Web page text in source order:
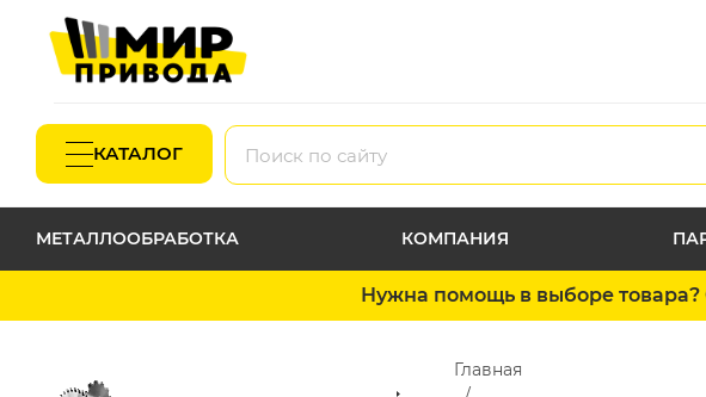
КАТАЛОГ
МЕТАЛЛООБРАБОТКА КОМПАНИЯ
Нужна помощь в выборе
Главная